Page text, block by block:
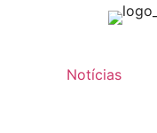
Notícias